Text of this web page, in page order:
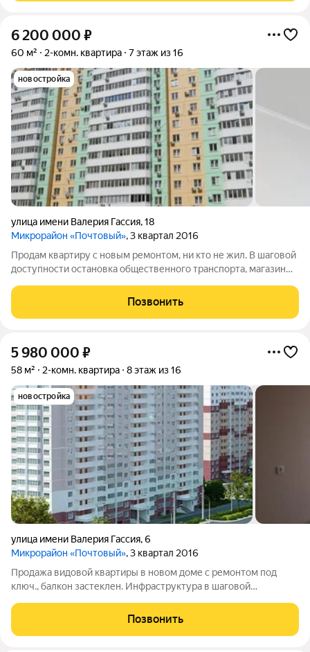
6 200 000 ₽
60 м² 2-комн. квартира 7 этаж из 16
новостройка
улица имени Валерия Гассия,18
Микрорайон «Почтовый», 3 квартал 2016
Продам квартиру с новым ремонтом, ни кто не жил. В шаговой
доступности остановка общественного транспорта, магазин
Подробности по телефону!Позвонить
5 980 000 ₽
58 м² 2-комн. квартира 8 этаж из 16
новостройка
улица имени Валерия Гассия,6
Микрорайон «Почтовый», 3 квартал 2016
Продажа видовой квартиры в новом доме с ремонтом под
ключ., балкон застеклен. Инфраструктура в шаговой
набережная на р. Кубань. Любая форма оплаты. Звоните, я
отвечу на все ваши вопросы.
Позвонить